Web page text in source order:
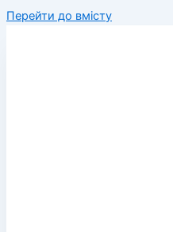
Перейти до вмісту